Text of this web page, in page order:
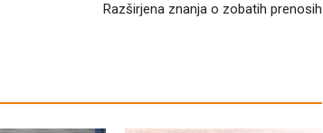
Razširjena znanja o zobatih prenosih